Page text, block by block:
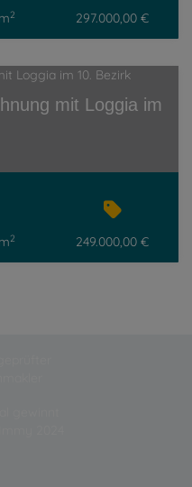
2 297.000,00 €
mit Loggia im
2 249.000,00 €